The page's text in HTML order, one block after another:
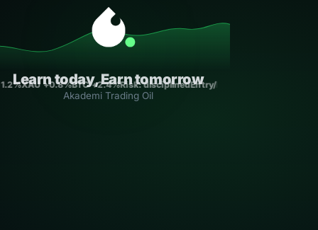
Learn today, Earn tomorrow
Akademi Trading Oil
XAU +0.8%BTC +2.4%Risk: disciplinedEntry/Exit: rule-based